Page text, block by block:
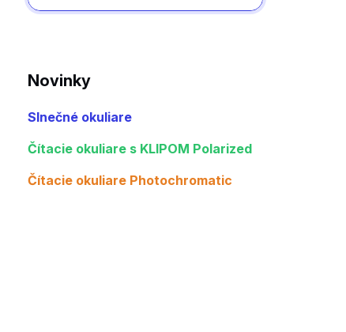
Novinky
Slnečné okuliare
Čítacie okuliare s KLIPOM Polarized
Čítacie okuliare Photochromatic